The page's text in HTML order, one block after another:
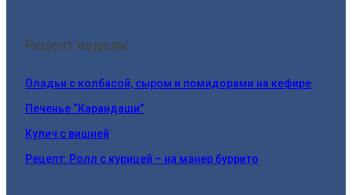
Рецепт недели:
Оладьи с колбасой, сыром и помидорами на кефире
Печенье “Карандаши”
Кулич с вишней
Рецепт: Ролл с курицей – на манер буррито